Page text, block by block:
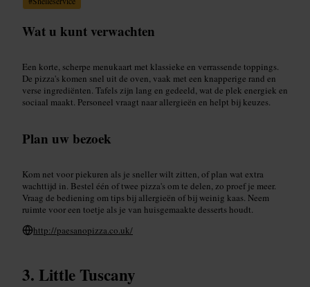
Wat u kunt verwachten
Een korte, scherpe menukaart met klassieke en verrassende toppings.
De pizza's komen snel uit de oven, vaak met een knapperige rand en
verse ingrediënten. Tafels zijn lang en gedeeld, wat de plek energiek en
sociaal maakt. Personeel vraagt naar allergieën en helpt bij keuzes.
Plan uw bezoek
Kom net voor piekuren als je sneller wilt zitten, of plan wat extra
wachttijd in. Bestel één of twee pizza's om te delen, zo proef je meer.
Vraag de bediening om tips bij allergieën of bij weinig kaas. Neem
ruimte voor een toetje als je van huisgemaakte desserts houdt.
http://paesanopizza.co.uk/
Little Tuscany